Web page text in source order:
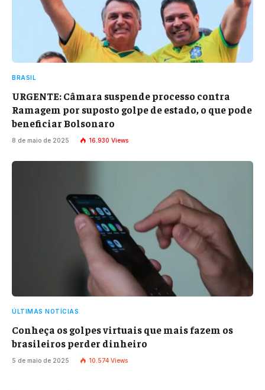
BRASIL
URGENTE: Câmara suspende processo contra
Ramagem por suposto golpe de estado, o que pode
beneficiar Bolsonaro
8 de maio de 2025 16.930 Views
ÚLTIMAS NOTÍCIAS
Conheça os golpes virtuais que mais fazem os
brasileiros perder dinheiro
5 de maio de 2025 10.574 Views